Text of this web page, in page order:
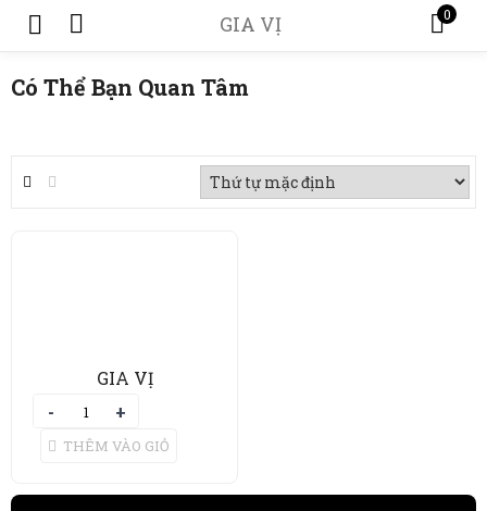
GIA VỊ 0
Có Thể Bạn Quan Tâm
GIA VỊ
THÊM VÀO GIỎ